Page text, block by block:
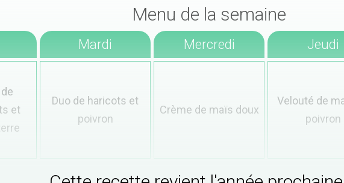
Menu de la semaine
et
Mardi
Duo de haricots et
poivron
Mercredi
Crème de maïs doux
Jeudi
Velouté de
poivron